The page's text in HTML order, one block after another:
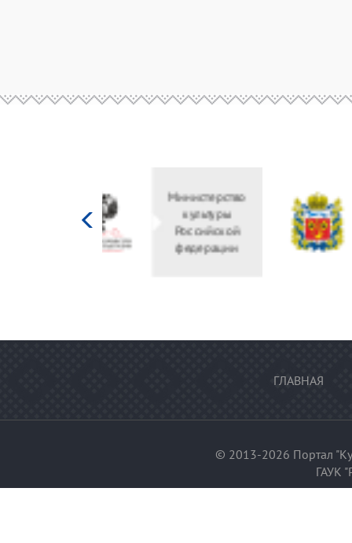
Министерство
культуры
Российской
федерации
ГЛАВНАЯ
© 2013-2026 Портал
ГАУК